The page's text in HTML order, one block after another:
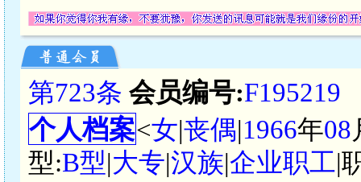
第723条 会员编号:F195219
个人档案<女|丧偶|1966年08
型:B型|大专|汉族|企业职工|